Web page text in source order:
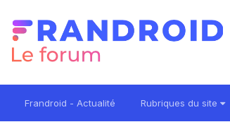
Frandroid - Actualité Rubriques du site